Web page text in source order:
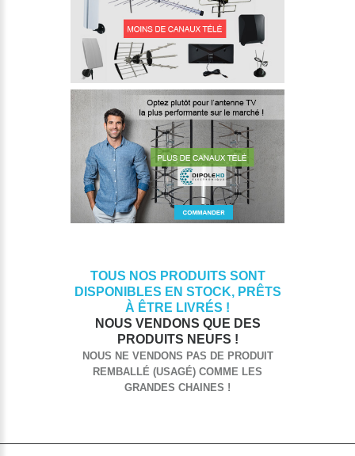
TOUS NOS PRODUITS SONT
DISPONIBLES EN STOCK, PRÊTS
À ÊTRE LIVRÉS !
NOUS VENDONS QUE DES
PRODUITS NEUFS !
NOUS NE VENDONS PAS DE PRODUIT
REMBALLÉ (USAGÉ) COMME LES
GRANDES CHAINES !